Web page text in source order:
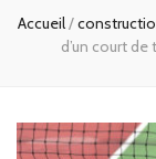
Accueil/
d’un court